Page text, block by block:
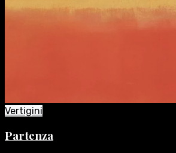
Vertigini
Partenza